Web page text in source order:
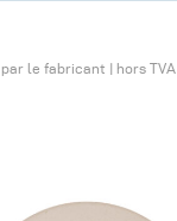
le fabricant | hors TVA